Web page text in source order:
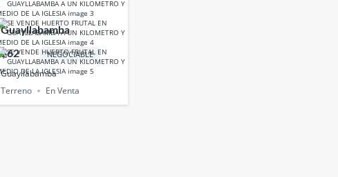
Guayllabamba
$62 NEGOCIABLE
Guayllabamba
Terreno
En Venta